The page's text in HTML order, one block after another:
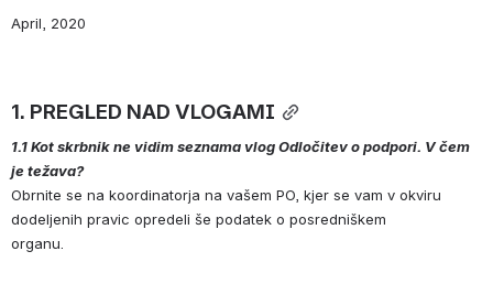
April, 2020
1. PREGLED NAD VLOGAMI
1.1 Kot skrbnik ne vidim seznama vlog Odločitev o podpori. V čem
je težava?
Obrnite se na koordinatorja na vašem PO, kjer se vam v okviru
dodeljenih pravic opredeli še podatek o posredniškem
organu.